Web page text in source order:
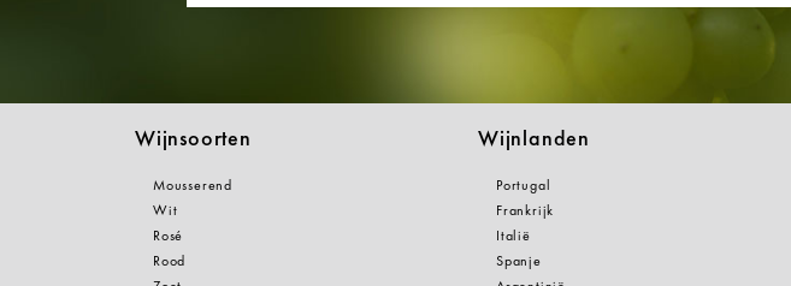
Wijnsoorten
Mousserend
Wit
Rosé
Rood
Wijnlanden
Portugal
Frankrijk
Italië
Spanje